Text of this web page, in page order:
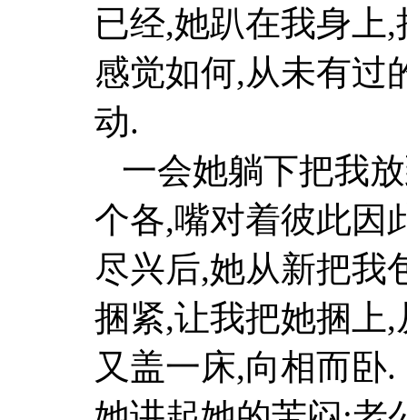
已经,她趴在我身上
感觉如何,从未有过
动.
一会她躺下把我
个各,嘴对着彼此因
尽兴后,她从新把我
捆紧,让我把她捆上
又盖一床,向相而卧.